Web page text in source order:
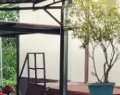
Cahaya Islam di Tanah
PTA Papua Barat
Bersejarah
Agama dan
Barat Hadiri Pelantikan
Barat